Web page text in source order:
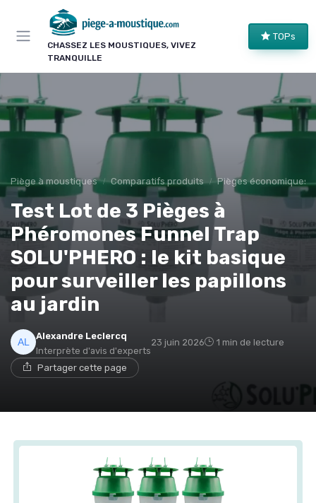
CHASSEZ LES MOUSTIQUES, VIVEZ
TRANQUILLE
TOPs
Piège à moustiques Comparatifs produits Pièges économiques
Test Lot de 3 Pièges à
Phéromones Funnel Trap
SOLU'PHERO : le kit basique
pour surveiller les papillons
au jardin
Alexandre Leclercq
Interprète d'avis d'experts
23 juin 2026 1 min de lecture
Partager cette page
Panneau de gestion des cookies